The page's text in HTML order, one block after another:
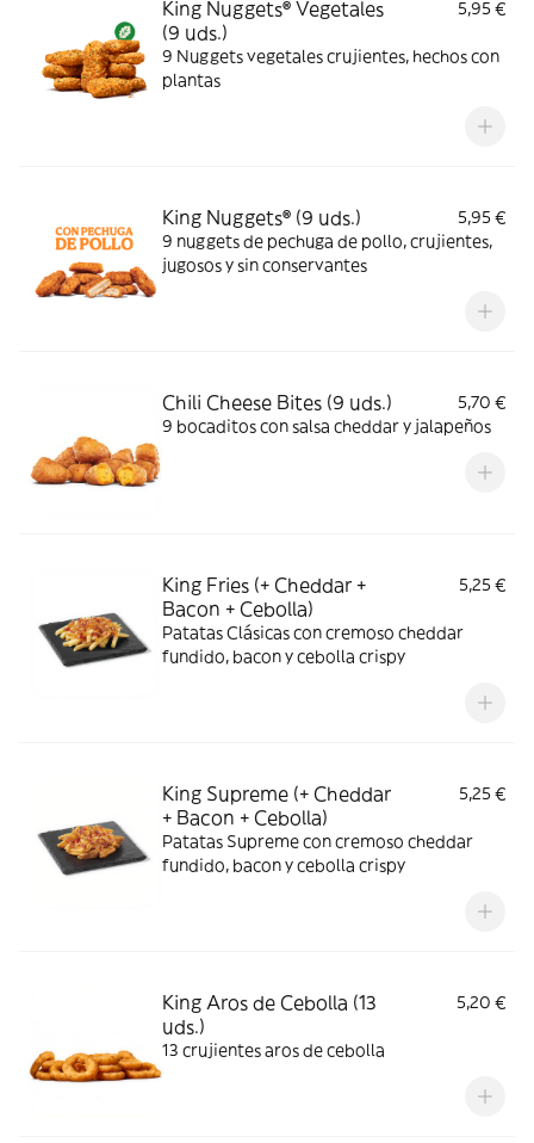
King Nuggets® Vegetales
(9 uds.)
5,95 €
9 Nuggets vegetales crujientes, hechos con
plantas
King Nuggets® (9 uds.)
5,95 €
9 nuggets de pechuga de pollo, crujientes,
jugosos y sin conservantes
Chili Cheese Bites (9 uds.)
5,70 €
9 bocaditos con salsa cheddar y jalapeños
King Fries (+ Cheddar +
Bacon + Cebolla)
5,25 €
Patatas Clásicas con cremoso cheddar
fundido, bacon y cebolla crispy
King Supreme (+ Cheddar
+ Bacon + Cebolla)
5,25 €
Patatas Supreme con cremoso cheddar
fundido, bacon y cebolla crispy
King Aros de Cebolla (13
uds.)
5,20 €
13 crujientes aros de cebolla